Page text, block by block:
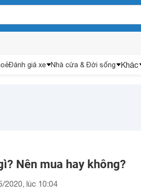
Đánh giá xe Nhà cửa & Đời sống Khác
Nên mua hay không?
2020, lúc 10:04